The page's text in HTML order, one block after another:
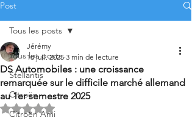
Post
Tous les posts
Stellantis
Citroën
Citroën Ami
Tous les posts
DS Automobiles : une croissance
remarquée sur le difficile marché allemand
au 1er semestre 2025
Jérémy
10 juil. 2025 3 min de lecture
Noté NaN étoiles sur 5.